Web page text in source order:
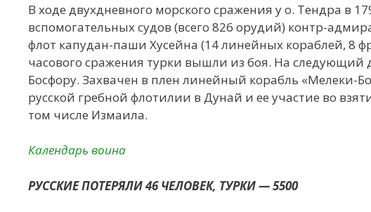
В ходе двухдневного морского сражения у о. Тендра в
вспомогательных судов (всего 826 орудий) контр-
флот капудан-паши Хусейна (14 линейных кораблей, 8
часового сражения турки вышли из боя. На следующий
Босфору. Захвачен в плен линейный корабль «Мелеки-
русской гребной флотилии в Дунай и ее участие во
том числе Измаила.
Календарь воина
РУССКИЕ ПОТЕРЯЛИ 46 ЧЕЛОВЕК, ТУРКИ — 5500